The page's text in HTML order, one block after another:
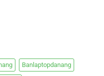
Banlaptopdanang